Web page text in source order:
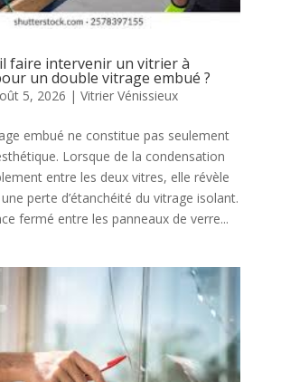
faire intervenir un vitrier à
un double vitrage embué ?
5, 2026 | Vitrier Vénissieux
embué ne constitue pas seulement
Lorsque de la condensation
entre les deux vitres, elle révèle
perte d’étanchéité du vitrage isolant.
fermé entre les panneaux de verre...